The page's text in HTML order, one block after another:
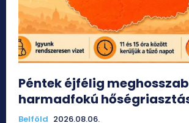
Péntek éjfélig
harmadfokú
Belföld 2026.08.06.